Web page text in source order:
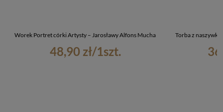
Worek Portret córki Artysty – Jarosławy Alfons Mucha
48,90 zł/1szt.
Torba z